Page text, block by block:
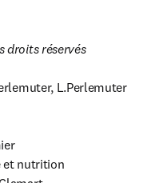
droits réservés
L.Perlemuter
et nutrition